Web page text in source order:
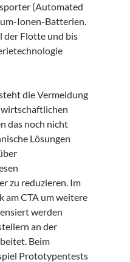
(Automated
Ionen-Batterien.
der Flotte und bis
die Vermeidung
das noch nicht
Lösungen
zu reduzieren. Im
am CTA um weitere
werden
an der
Beim
Prototypentests